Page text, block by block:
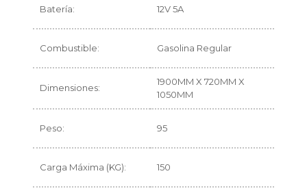
Batería: 12V 5A
Combustible: Gasolina Regular
Dimensiones:
1900MM X 720MM X
1050MM
Peso: 95
Carga Máxima (KG): 150